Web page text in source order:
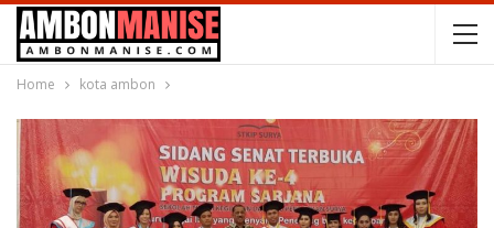
Home kota ambon